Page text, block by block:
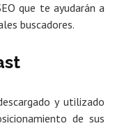
que te ayudarán a
buscadores.
y utilizado
de sus